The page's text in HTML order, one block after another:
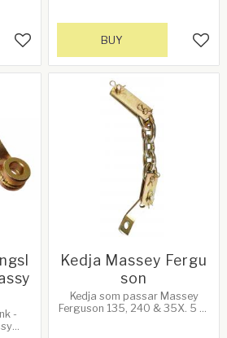
Add to favorites
BUY
-
Kedja Massey Fergu
son
Kedja som passar Massey
Ferguson 135, 240 & 35X. 5 st